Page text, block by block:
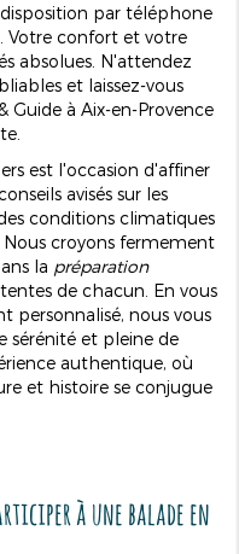
par téléphone
Votre confort et votre
absolues. N'attendez
et laissez-vous
Guide à Aix-en-Provence
est l'occasion d'affiner
avisés sur les
conditions climatiques
croyons fermement
la préparation
de chacun. En vous
personnalisé, nous vous
sérénité et pleine de
authentique, où
et histoire se conjugue
à une balade en